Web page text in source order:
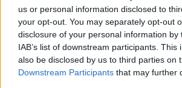
us or personal information disclosed to
your opt-out. You may separately opt-out
disclosure of your personal information by
IAB’s list of downstream participants. This
also be disclosed by us to third parties on
Downstream Participants that may further